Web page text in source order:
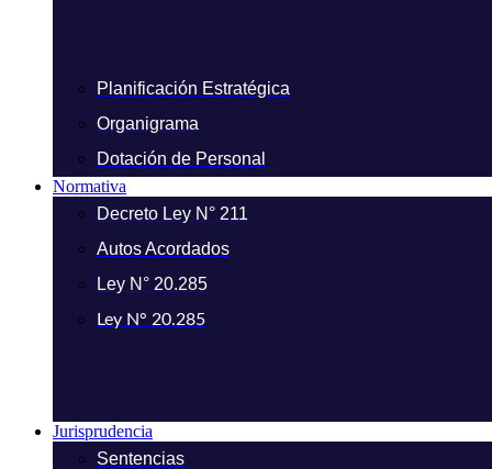
Planificación Estratégica
Organigrama
Dotación de Personal
Normativa
Decreto Ley N° 211
Autos Acordados
Ley N° 20.285
Ley N° 20.285
Jurisprudencia
Sentencias